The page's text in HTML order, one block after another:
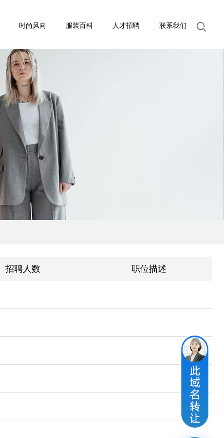
时尚风向 服装百科 人才招聘 联系我们
招聘人数 职位描述